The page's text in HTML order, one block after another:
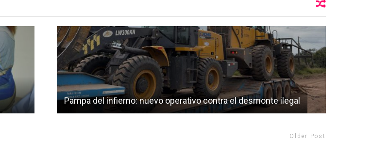
Pampa del infierno: nuevo operativo contra el desmonte ilegal
Older Post